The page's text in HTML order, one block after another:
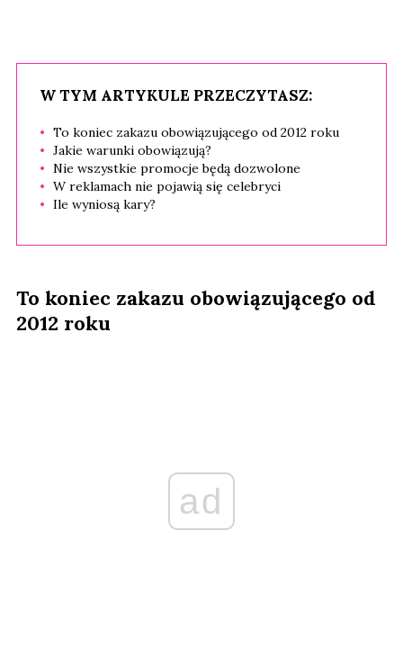
W TYM ARTYKULE PRZECZYTASZ:
To koniec zakazu obowiązującego od 2012 roku
Jakie warunki obowiązują?
Nie wszystkie promocje będą dozwolone
W reklamach nie pojawią się celebryci
Ile wyniosą kary?
To koniec zakazu obowiązującego od
2012 roku
ad